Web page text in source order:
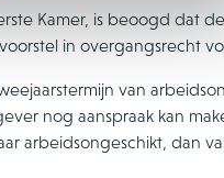
Kamer, is beoogd dat
in overgangsrecht
van
nog aanspraak kan
arbeidsongeschikt, dan